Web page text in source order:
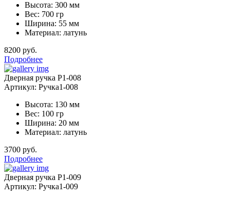
Высота: 300 мм
Вес: 700 гр
Ширина: 55 мм
Материал: латунь
8200 руб.
Подробнее
Дверная ручка Р1-008
Артикул: Ручка1-008
Высота: 130 мм
Вес: 100 гр
Ширина: 20 мм
Материал: латунь
3700 руб.
Подробнее
Дверная ручка Р1-009
Артикул: Ручка1-009